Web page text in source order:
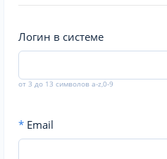
Логин в системе
от 3 до 13 символов a-z,0-9
* Email